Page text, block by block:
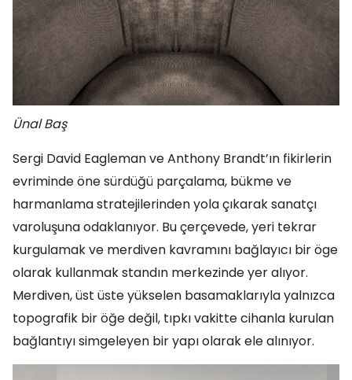
Ünal Baş
Sergi David Eagleman ve Anthony Brandt’ın fikirlerin
evriminde öne sürdüğü parçalama, bükme ve
harmanlama stratejilerinden yola çıkarak sanatçı
varoluşuna odaklanıyor. Bu çerçevede, yeri tekrar
kurgulamak ve merdiven kavramını bağlayıcı bir öge
olarak kullanmak standın merkezinde yer alıyor.
Merdiven, üst üste yükselen basamaklarıyla yalnızca
topografik bir öğe değil, tıpkı vakitte cihanla kurulan
bağlantıyı simgeleyen bir yapı olarak ele alınıyor.